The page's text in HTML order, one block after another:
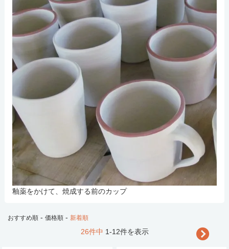
釉薬をかけて、焼成する前のカップ
おすすめ順 - 価格順 - 新着順
26件中 1-12件を表示